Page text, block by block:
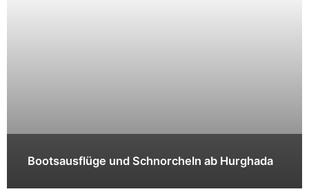
Bootsausflüge und Schnorcheln ab Hurghada